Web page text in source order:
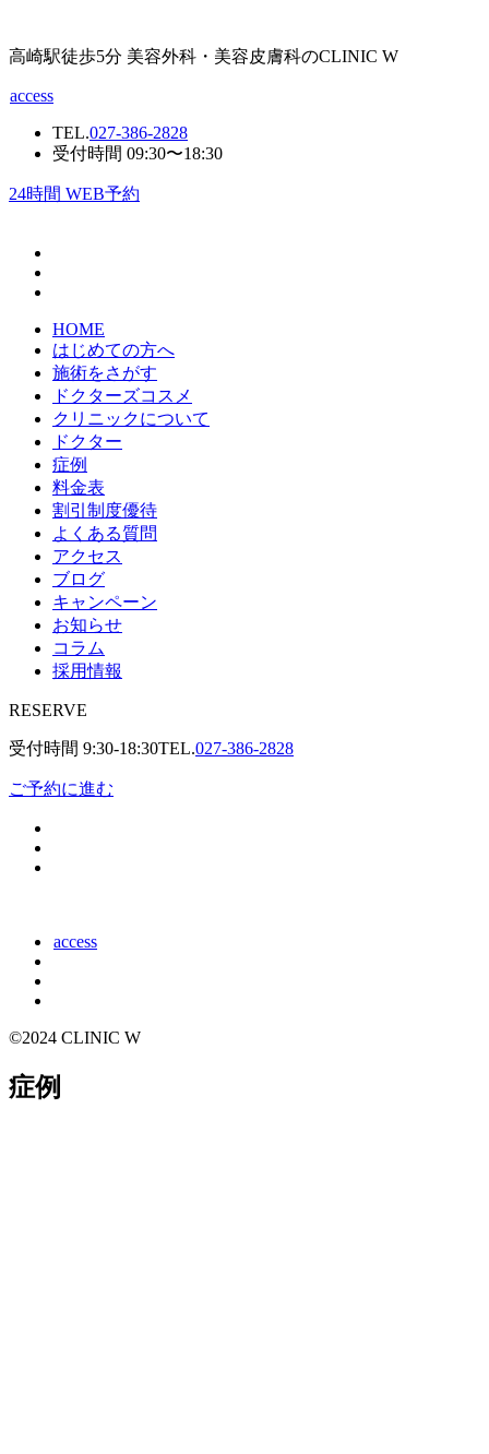
高崎駅徒歩5分 美容外科・美容皮膚科のCLINIC W
access
TEL.027-386-2828
受付時間 09:30〜18:30
24時間 WEB予約
HOME
はじめての方へ
施術をさがす
ドクターズコスメ
クリニックについて
ドクター
症例
料金表
割引制度優待
よくある質問
アクセス
ブログ
キャンペーン
お知らせ
コラム
採用情報
RESERVE
受付時間 9:30-18:30TEL.027-386-2828
ご予約に進む
access
©2024 CLINIC W
症例